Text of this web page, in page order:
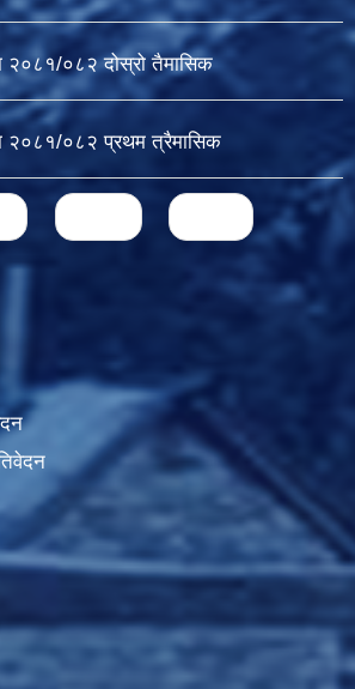
२०८१/०८२ दोस्रो तैमासिक
२०८१/०८२ प्रथम त्रैमासिक